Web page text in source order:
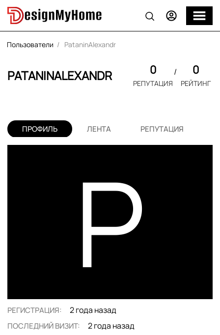
Пользователи PataninAlexandr
PATANINALEXANDR 0
РЕПУТАЦИЯ
0
РЕЙТИНГ
ПРОФИЛЬ ЛЕНТА РЕПУТАЦИЯ
P
РЕГИСТРАЦИЯ: 2 года назад
ПОСЛЕДНИЙ ВИЗИТ: 2 года назад